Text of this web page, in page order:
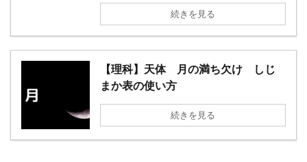
続きを見る
【理科】天体 月の満ち欠け しじ
まか表の使い方
続きを見る